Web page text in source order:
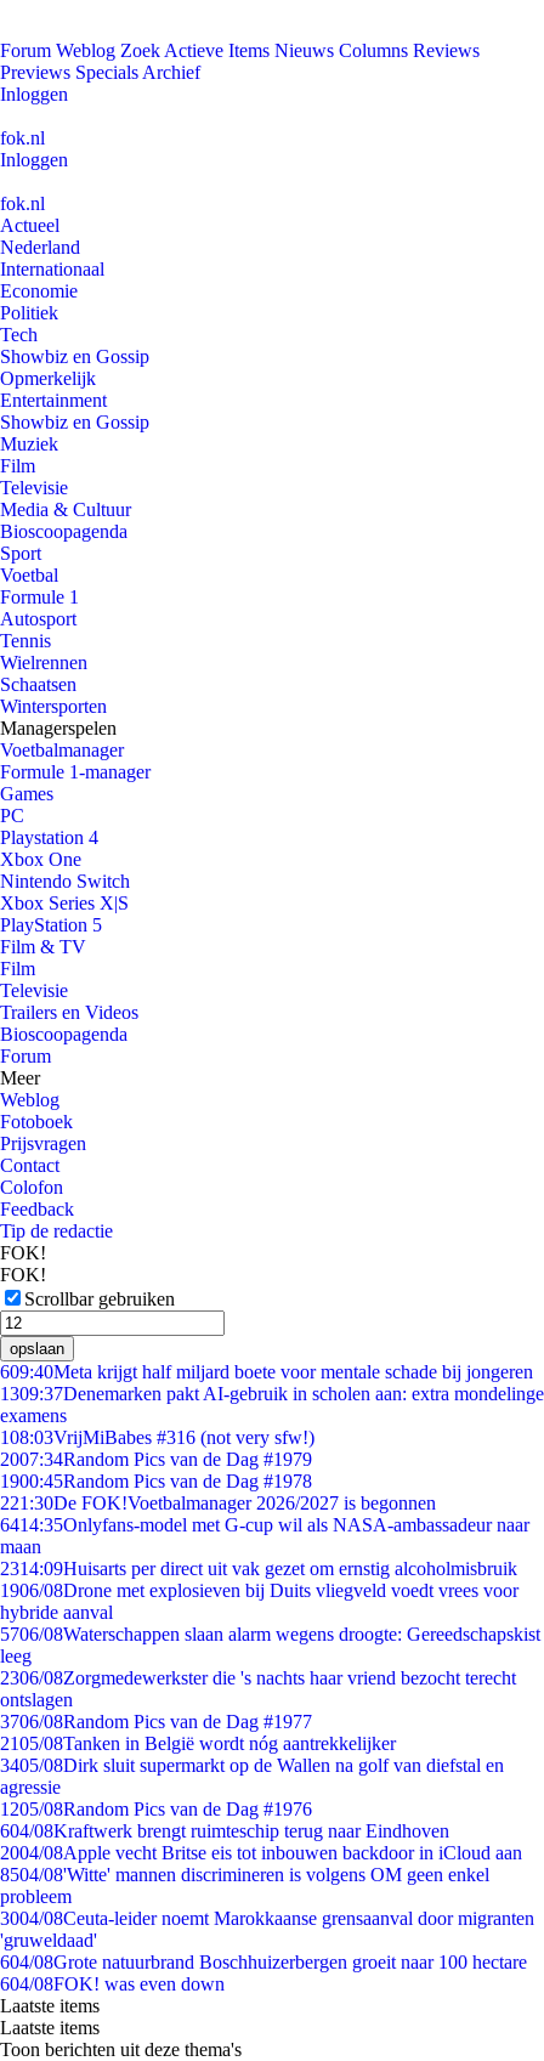
Forum Weblog Zoek Actieve Items Nieuws Columns Reviews
Previews Specials Archief
Inloggen
fok.nl
Inloggen
fok.nl
Actueel
Nederland
Internationaal
Economie
Politiek
Tech
Showbiz en Gossip
Opmerkelijk
Entertainment
Showbiz en Gossip
Muziek
Film
Televisie
Media & Cultuur
Bioscoopagenda
Sport
Voetbal
Formule 1
Autosport
Tennis
Wielrennen
Schaatsen
Wintersporten
Managerspelen
Voetbalmanager
Formule 1-manager
Games
PC
Playstation 4
Xbox One
Nintendo Switch
Xbox Series X|S
PlayStation 5
Film & TV
Film
Televisie
Trailers en Videos
Bioscoopagenda
Forum
Meer
Weblog
Fotoboek
Prijsvragen
Contact
Colofon
Feedback
Tip de redactie
FOK!
FOK!
Scrollbar gebruiken
opslaan
609:40Meta krijgt half miljard boete voor mentale schade bij jongeren
1309:37Denemarken pakt AI-gebruik in scholen aan: extra mondelinge
examens
108:03VrijMiBabes #316 (not very sfw!)
2007:34Random Pics van de Dag #1979
1900:45Random Pics van de Dag #1978
221:30De FOK!Voetbalmanager 2026/2027 is begonnen
6414:35Onlyfans-model met G-cup wil als NASA-ambassadeur naar
maan
2314:09Huisarts per direct uit vak gezet om ernstig alcoholmisbruik
1906/08Drone met explosieven bij Duits vliegveld voedt vrees voor
hybride aanval
5706/08Waterschappen slaan alarm wegens droogte: Gereedschapskist
leeg
2306/08Zorgmedewerkster die 's nachts haar vriend bezocht terecht
ontslagen
3706/08Random Pics van de Dag #1977
2105/08Tanken in België wordt nóg aantrekkelijker
3405/08Dirk sluit supermarkt op de Wallen na golf van diefstal en
agressie
1205/08Random Pics van de Dag #1976
604/08Kraftwerk brengt ruimteschip terug naar Eindhoven
2004/08Apple vecht Britse eis tot inbouwen backdoor in iCloud aan
8504/08'Witte' mannen discrimineren is volgens OM geen enkel
probleem
3004/08Ceuta-leider noemt Marokkaanse grensaanval door migranten
'gruweldaad'
604/08Grote natuurbrand Boschhuizerbergen groeit naar 100 hectare
604/08FOK! was even down
Laatste items
Laatste items
Toon berichten uit deze thema's